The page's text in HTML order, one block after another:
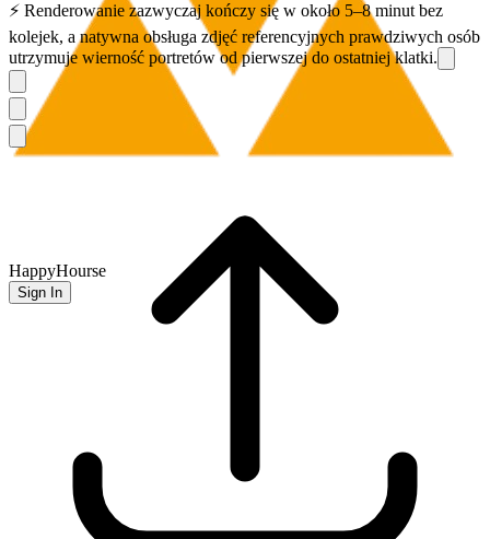
HappyHourse
Sign In
⚡ Renderowanie zazwyczaj kończy się w około 5–8 minut bez
kolejek, a natywna obsługa zdjęć referencyjnych prawdziwych osób
utrzymuje wierność portretów od pierwszej do ostatniej klatki.